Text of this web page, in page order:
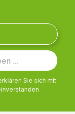
Sie sich mit